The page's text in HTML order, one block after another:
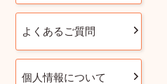
よくあるご質問
個人情報について